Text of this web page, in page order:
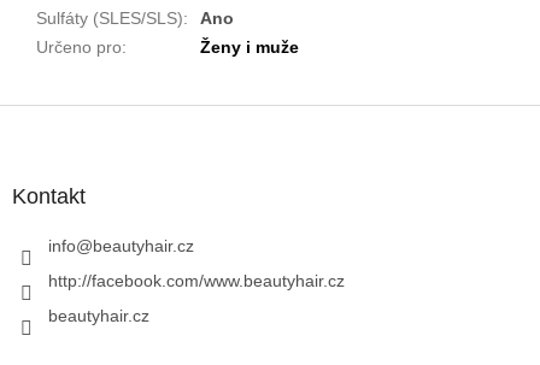
Sulfáty (SLES/SLS):
Ano
Určeno pro: Ženy i muže
Kontakt
info@beautyhair.cz
http://facebook.com/www.beautyhair.cz
beautyhair.cz